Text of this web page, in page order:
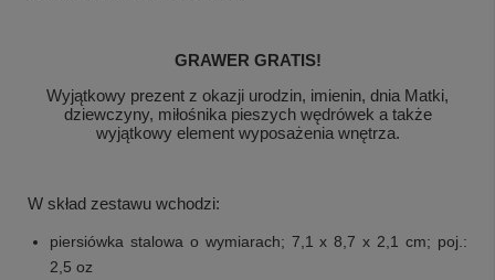
Zobacz więcej
GRAWER GRATIS!
Wyjątkowy prezent z okazji urodzin, imienin, dnia Matki,
dziewczyny, miłośnika pieszych wędrówek a także
wyjątkowy element wyposażenia wnętrza.
W skład zestawu wchodzi:
piersiówka stalowa o wymiarach; 7,1 x 8,7 x 2,1 cm; poj.:
2,5 oz